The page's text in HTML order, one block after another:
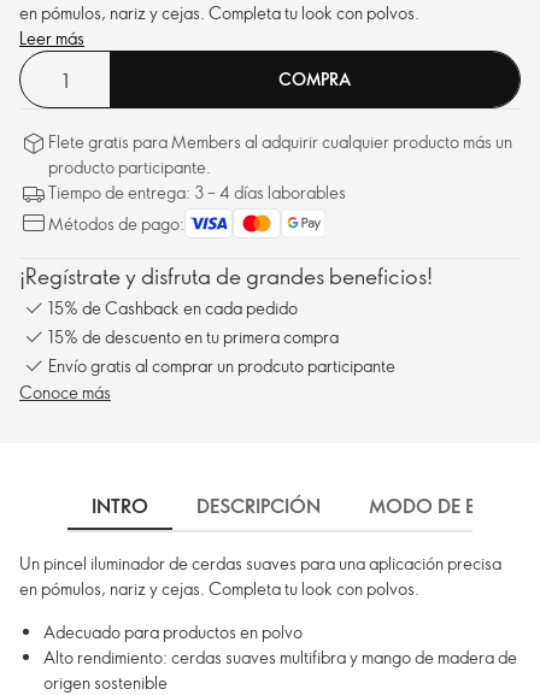
en pómulos, nariz y cejas. Completa tu look con polvos.
Leer más
COMPRA
Flete gratis para Members al adquirir cualquier producto más un
producto participante.
Tiempo de entrega: 3 – 4 días laborables
Métodos de pago:
¡Regístrate y disfruta de grandes beneficios!
15% de Cashback en cada pedido
15% de descuento en tu primera compra
Envío gratis al comprar un prodcuto participante
Conoce más
INTRO DESCRIPCIÓN MODO DE EMPLEO
Un pincel iluminador de cerdas suaves para una aplicación precisa
en pómulos, nariz y cejas. Completa tu look con polvos.
Adecuado para productos en polvo
Alto rendimiento: cerdas suaves multifibra y mango de madera de
origen sostenible